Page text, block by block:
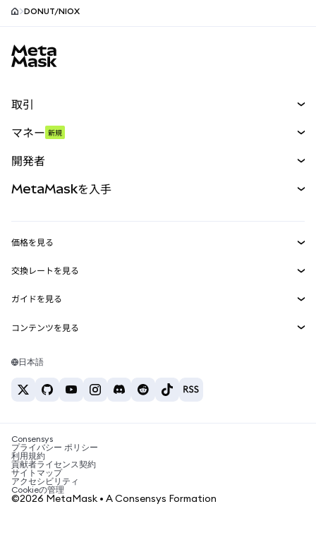
DONUT/NIOX
取引
パーペチュアル
RWA
マネー 新規
開発者
MetaMask Connect
Snaps
Web3サービス
MetaMaskを入手
セキュリティ
サポート
キャリア
お問い合わせ
価格を見る
イーサリアムの価格
Solanaの価格
Tetherの価格
交換レートを見る
ETH→USD
USDT→INR
BTC→INR
ETH→USDT
ガイドを見る
ETHの購入
USDTの購入
SHIBの購入
BNBの購入
コンテンツを見る
Solanaウォレット
税制関連ニュース
暗号資産の購入方法は？
ビットコインを売るには？
日本語
Consensys
プライバシー ポリシー
利用規約
貢献者ライセンス契約
サイトマップ
アクセシビリティ
Cookieの管理
©2026 MetaMask • A Consensys Formation